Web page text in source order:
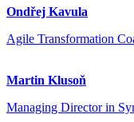
Ondřej Kavula
Agile Transformation
Martin Klusoň
Managing Director in